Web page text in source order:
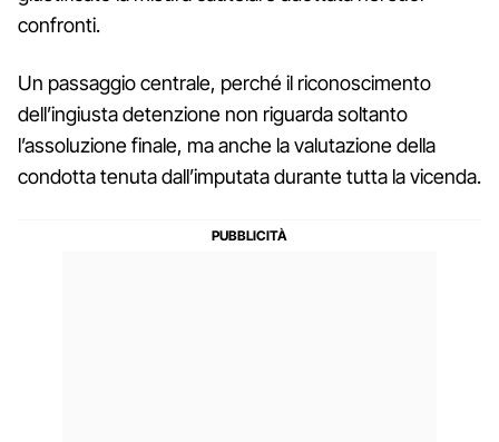
confronti.
Un passaggio centrale, perché il riconoscimento
dell’ingiusta detenzione non riguarda soltanto
l’assoluzione finale, ma anche la valutazione della
condotta tenuta dall’imputata durante tutta la vicenda.